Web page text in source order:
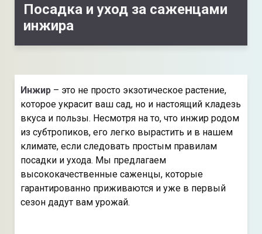
Посадка и уход за саженцами
инжира
Инжир – это не просто экзотическое растение,
которое украсит ваш сад, но и настоящий кладезь
вкуса и пользы. Несмотря на то, что инжир родом
из субтропиков, его легко вырастить и в нашем
климате, если следовать простым правилам
посадки и ухода. Мы предлагаем
высококачественные саженцы, которые
гарантированно приживаются и уже в первый
сезон дадут вам урожай.